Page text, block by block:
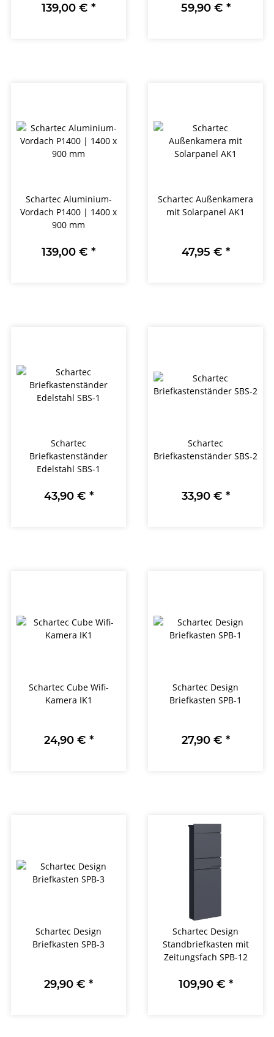
139,00 € * 59,90 € *
Schartec Aluminium-
Vordach P1400 | 1400 x
900 mm
139,00 € *
Schartec Außenkamera
mit Solarpanel AK1
47,95 € *
Schartec
Briefkastenständer
Edelstahl SBS-1
43,90 € *
Schartec
Briefkastenständer SBS-2
33,90 € *
Schartec Cube Wifi-
Kamera IK1
24,90 € *
Schartec Design
Briefkasten SPB-1
27,90 € *
Schartec Design
Briefkasten SPB-3
29,90 € *
Schartec Design
Standbriefkasten mit
Zeitungsfach SPB-12
109,90 € *